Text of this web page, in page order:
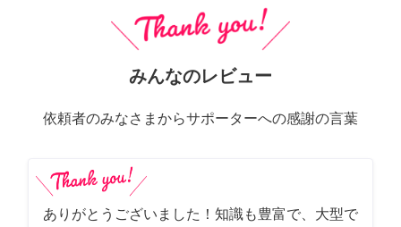
みんなのレビュー
依頼者のみなさまからサポーターへの感謝の言葉
ありがとうございました！知識も豊富で、大型で